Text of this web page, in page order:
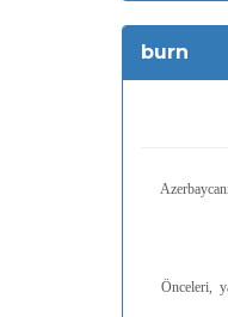
burn
Önceleri,